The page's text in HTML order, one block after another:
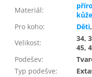
Materiál:
Pro koho: Děti,
Velikost:
34,
45,
Podešev:
Typ podešve: